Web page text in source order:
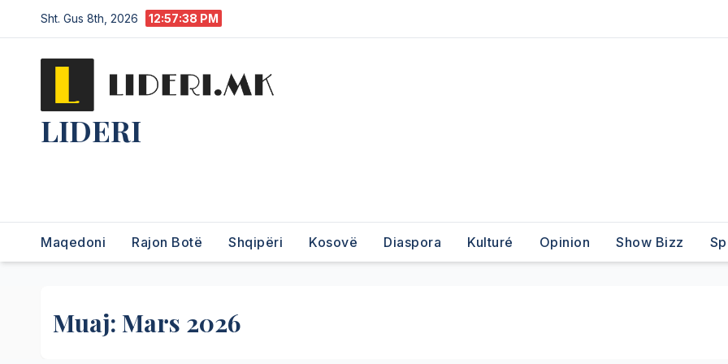
Sht. Gus 8th, 2026 12:57:39 PM
LIDERI
Maqedoni Rajon Botë Shqipëri Kosovë Diaspora Kulturé Opinion Show Bizz
Muaj: Mars 2026